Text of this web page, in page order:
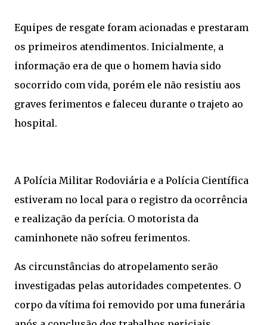
Equipes de resgate foram acionadas e prestaram
os primeiros atendimentos. Inicialmente, a
informação era de que o homem havia sido
socorrido com vida, porém ele não resistiu aos
graves ferimentos e faleceu durante o trajeto ao
hospital.
A Polícia Militar Rodoviária e a Polícia Científica
estiveram no local para o registro da ocorrência
e realização da perícia. O motorista da
caminhonete não sofreu ferimentos.
As circunstâncias do atropelamento serão
investigadas pelas autoridades competentes. O
corpo da vítima foi removido por uma funerária